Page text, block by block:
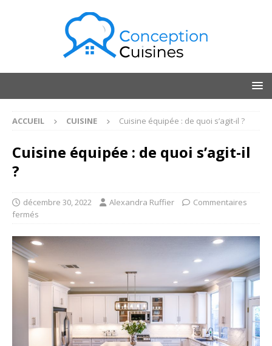
ACCUEIL CUISINE Cuisine équipée : de quoi s’agit-il ?
Cuisine équipée : de quoi s’agit-il
?
décembre 30, 2022 Alexandra Ruffier
Commentaires
fermés